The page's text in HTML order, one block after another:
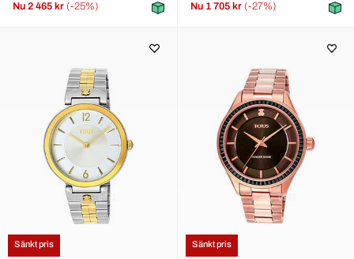
Nu 2 465 kr (-25%)
Nu 1 705 kr (-27%)
Sänkt pris Sänkt pris